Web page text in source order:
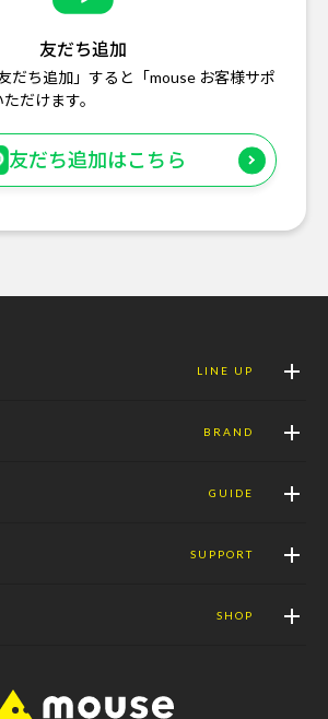
友だち追加
だち追加」すると「mouse お客様サポ
だけます。
友だち追加はこちら
LINE UP
BRAND
GUIDE
SUPPORT
SHOP